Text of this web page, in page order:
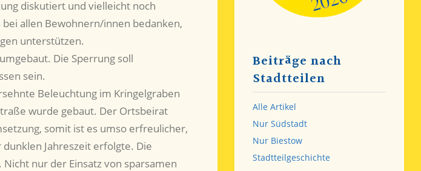
diskutiert und vielleicht noch
allen Bewohnern/innen bedanken,
unterstützen.
Die Sperrung soll
sein.
Beleuchtung im Kringelgraben
wurde gebaut. Der Ortsbeirat
somit ist es umso erfreulicher,
Jahreszeit erfolgte. Die
nur der Einsatz von sparsamen
Beiträge nach
Stadtteilen
Alle Artikel
Nur Südstadt
Nur Biestow
Stadtteilgeschichte